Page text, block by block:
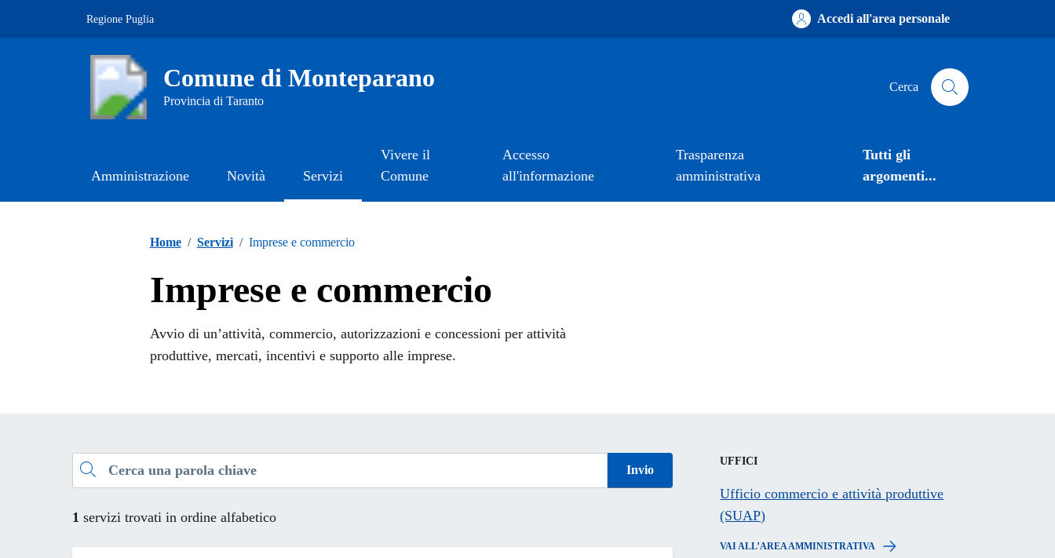
Regione Puglia Accedi all'area personale
Comune di Monteparano
Provincia di Taranto
Cerca
Amministrazione Novità Servizi
Vivere il
Comune
Accesso
all'informazione
Trasparenza
amministrativa
Tutti gli
argomenti...
Home / Servizi / Imprese e commercio
Imprese e commercio
Avvio di un’attività, commercio, autorizzazioni e concessioni per attività
produttive, mercati, incentivi e supporto alle imprese.
Cerca una parola chiave Invio
1 servizi trovati in ordine alfabetico
UFFICI
Ufficio commercio e attività produttive
(SUAP)
VAI ALL’AREA AMMINISTRATIVA